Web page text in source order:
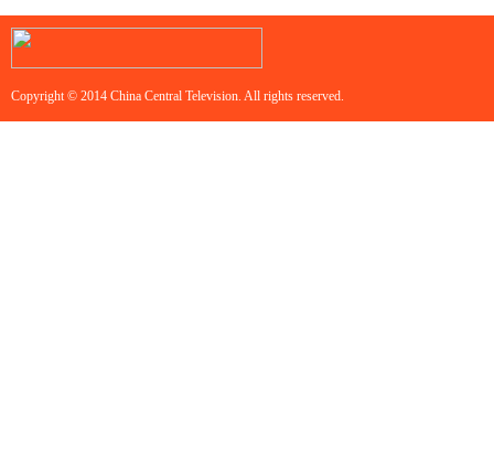
Copyright © 2014 China Central Television. All rights reserved.